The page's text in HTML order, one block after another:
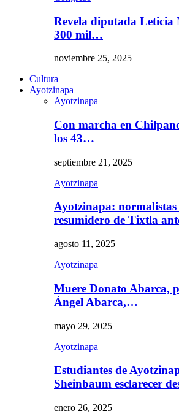
Revela diputada Leticia
300 mil…
noviembre 25, 2025
Cultura
Ayotzinapa
Ayotzinapa
Con marcha en
los 43…
septiembre 21, 2025
Ayotzinapa
Ayotzinapa:
resumidero de Tixtla
agosto 11, 2025
Ayotzinapa
Muere Donato Abarca,
Ángel Abarca,…
mayo 29, 2025
Ayotzinapa
Estudiantes de
Sheinbaum esclarecer
enero 26, 2025